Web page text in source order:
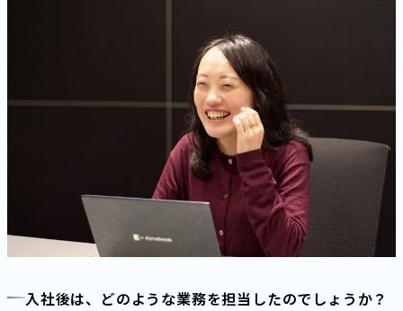
入社後は、どのような業務を担当したのでしょうか？